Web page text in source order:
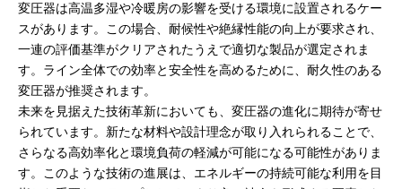
変圧器は高温多湿や冷暖房の影響を受ける環境に設置されるケー
スがあります。この場合、耐候性や絶縁性能の向上が要求され、
一連の評価基準がクリアされたうえで適切な製品が選定されま
す。ライン全体での効率と安全性を高めるために、耐久性のある
変圧器が推奨されます。
未来を見据えた技術革新においても、変圧器の進化に期待が寄せ
られています。新たな材料や設計理念が取り入れられることで、
さらなる高効率化と環境負荷の軽減が可能になる可能性がありま
す。このような技術の進展は、エネルギーの持続可能な利用を目